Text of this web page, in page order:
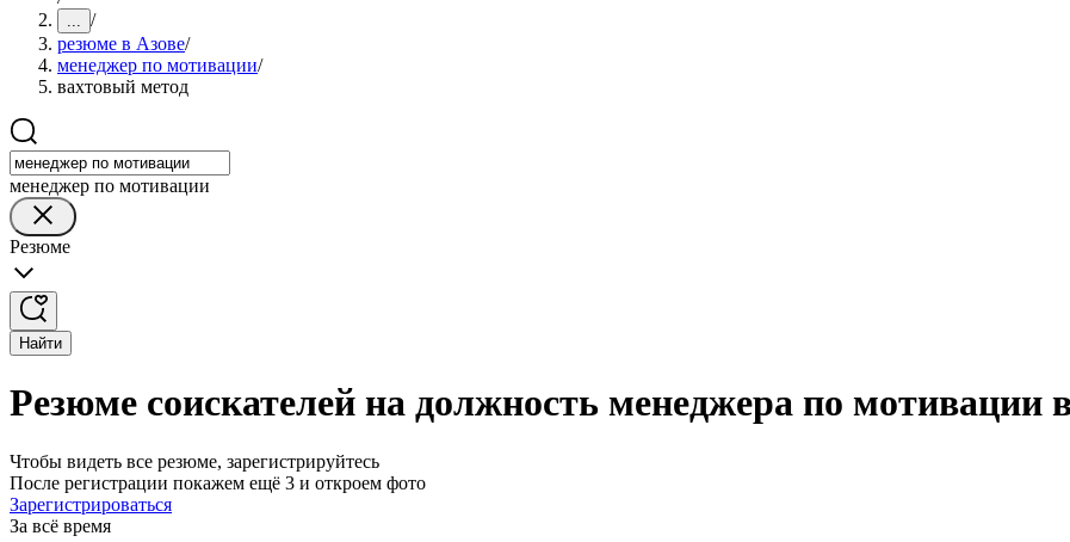
... /
резюме в Азове/
менеджер по мотивации/
вахтовый метод
менеджер по мотивации
Резюме
Найти
Резюме соискателей на должность менеджера по мотивации
Чтобы видеть все резюме, зарегистрируйтесь
После регистрации покажем ещё 3 и откроем фото
Зарегистрироваться
За всё время